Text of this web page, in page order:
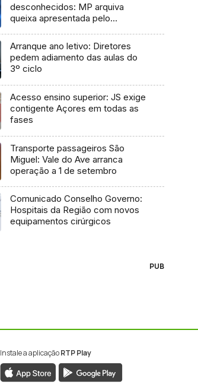
desconhecidos: MP arquiva
queixa apresentada pelo
Arranque ano letivo: Diretores
pedem adiamento das aulas do
3º ciclo
Acesso ensino superior: JS exige
contigente Açores em todas as
fases
Transporte passageiros São
Miguel: Vale do Ave arranca
operação a 1 de setembro
Comunicado Conselho Governo:
Hospitais da Região com novos
equipamentos cirúrgicos
PUB
Instale a aplicaçãoRTP Play